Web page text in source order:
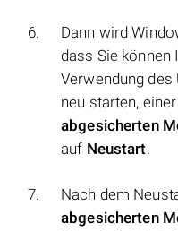
Dann wird
dass Sie
Verwendung
neu starten,
abgesicherten
auf Neustart.
Nach dem
abgesicherten